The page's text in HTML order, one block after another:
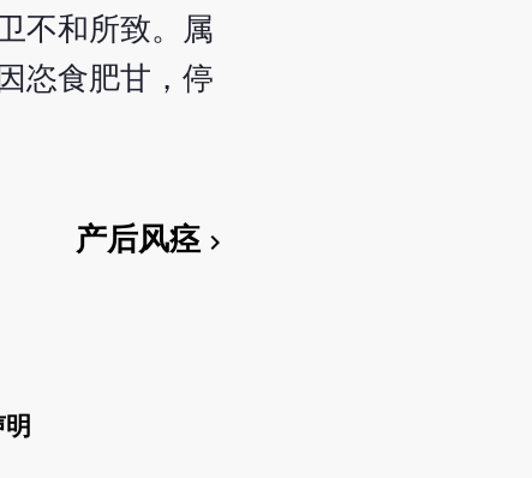
不和所致。属
恣食肥甘，停
产后风痉chevron_right